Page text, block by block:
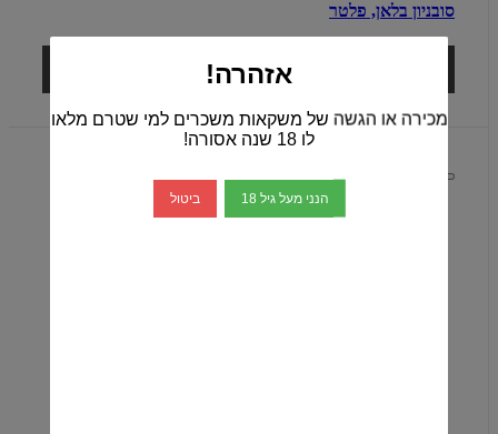
סובניון בלאן, פלטר
הוספה לסל
אזהרה!
מכירה או הגשה של משקאות משכרים למי שטרם מלאו
לו 18 שנה אסורה!
הנני מעל גיל 18 ביטול